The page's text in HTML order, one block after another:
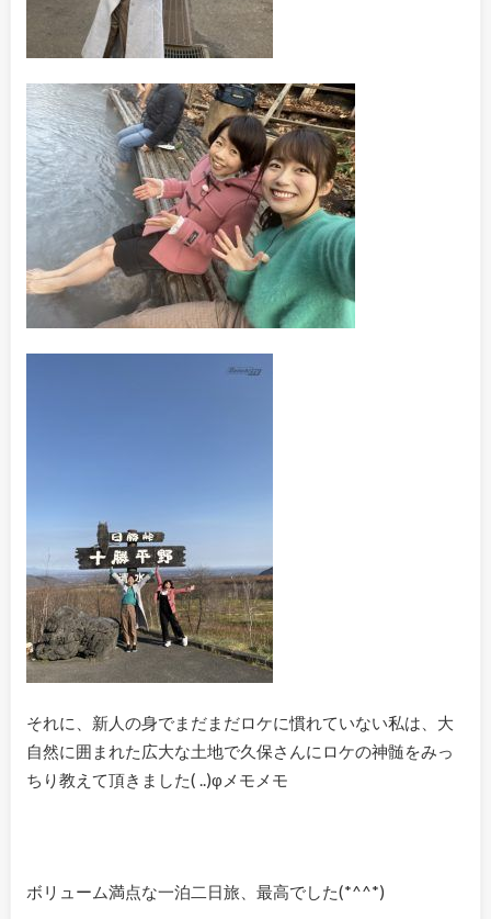
それに、新人の身でまだまだロケに慣れていない私は、大
自然に囲まれた広大な土地で久保さんにロケの神髄をみっ
ちり教えて頂きました( ..)φメモメモ
ボリューム満点な一泊二日旅、最高でした(*^^*)